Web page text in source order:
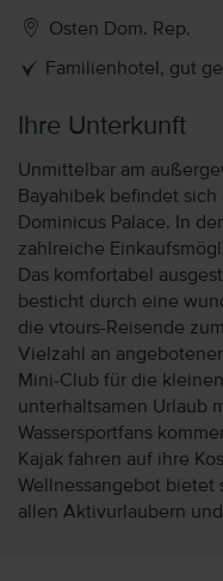
Osten Dom. Rep.
Familienhotel, gut
Ihre Unterkunft
Unmittelbar am
Bayahibek befindet
Dominicus Palace. In
zahlreiche
Das komfortabel
besticht durch eine
die vtours-Reisende
Vielzahl an
Mini-Club für die
unterhaltsamen Urlaub
Wassersportfans
Kajak fahren auf ihre
Wellnessangebot bietet
allen Aktivurlaubern